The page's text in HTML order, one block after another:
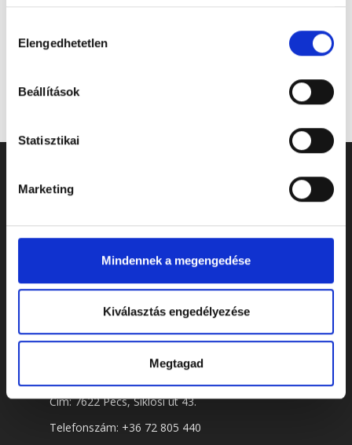
kiválasztása
Elengedhetetlen
Beállítások
Statisztikai
Marketing
Mindennek a megengedése
Kiválasztás engedélyezése
Megtagad
ELÉRHETŐSÉGEK
Cím: 7622 Pécs, Siklósi út 43.
Telefonszám: +36 72 805 440